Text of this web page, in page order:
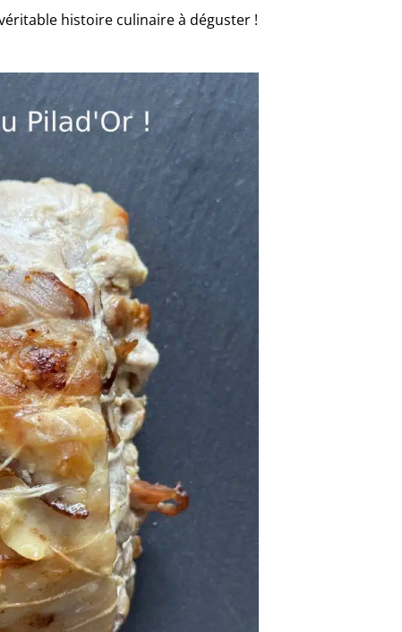
histoire culinaire à déguster !